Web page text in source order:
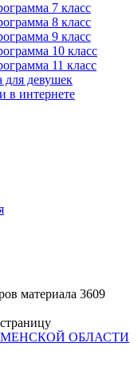
7 класс
8 класс
9 класс
10 класс
11 класс
для девушек
в интернете
3609
ОБЛАСТИ